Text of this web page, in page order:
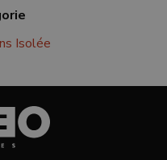
Isolée
Fournisseur /
Domaine
www.google.com